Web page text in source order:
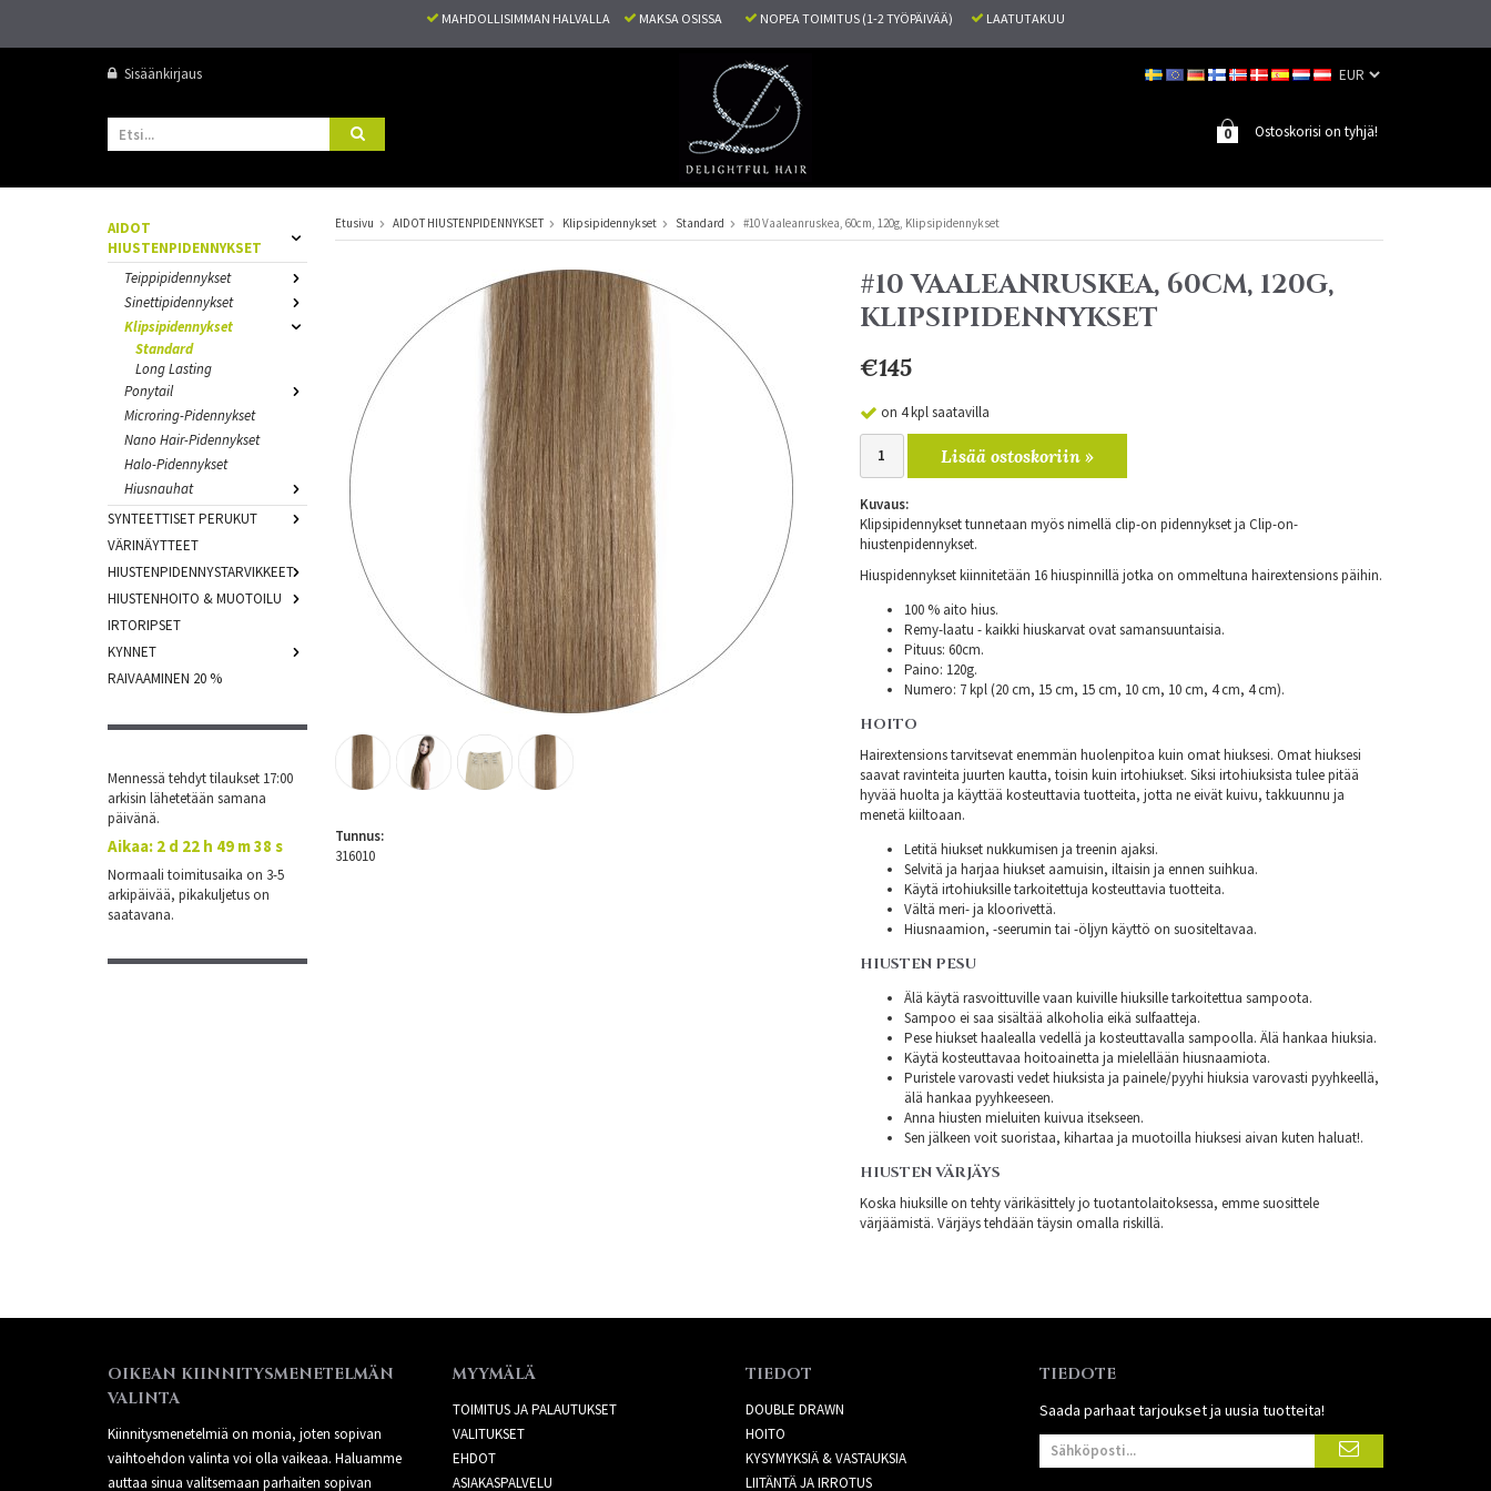
MAHDOLLISIMMAN HALVALLA MAKSA OSISSA NOPEA TOIMITUS (1-2 TYÖPÄIVÄÄ) LAATUTAKUU
Sisäänkirjaus
Ostoskorisi on tyhjä!
0
AIDOT
HIUSTENPIDENNYKSET
Teippipidennykset
Sinettipidennykset
Klipsipidennykset
Standard
Long Lasting
Ponytail
Microring-Pidennykset
Nano Hair-Pidennykset
Halo-Pidennykset
Hiusnauhat
SYNTEETTISET PERUKUT
VÄRINÄYTTEET
HIUSTENPIDENNYSTARVIKKEET
HIUSTENHOITO & MUOTOILU
IRTORIPSET
KYNNET
RAIVAAMINEN 20 %
Mennessä tehdyt tilaukset 17:00
arkisin lähetetään samana
päivänä.
Aikaa: 2 d 22 h 49 m 38 s
Normaali toimitusaika on 3-5
arkipäivää, pikakuljetus on
saatavana.
Etusivu AIDOT HIUSTENPIDENNYKSET Klipsipidennykset Standard #10 Vaaleanruskea, 60cm, 120g, Klipsipidennykset
#10 VAALEANRUSKEA, 60CM, 120G,
KLIPSIPIDENNYKSET
€145
on 4 kpl saatavilla
Lisää ostoskoriin »
Kuvaus:
Klipsipidennykset tunnetaan myös nimellä clip-on pidennykset ja Clip-on-
hiustenpidennykset.
Hiuspidennykset kiinnitetään 16 hiuspinnillä jotka on ommeltuna hairextensions päihin.
100 % aito hius.
Remy-laatu - kaikki hiuskarvat ovat samansuuntaisia.
Pituus: 60cm.
Paino: 120g.
Numero: 7 kpl (20 cm, 15 cm, 15 cm, 10 cm, 10 cm, 4 cm, 4 cm).
HOITO
Hairextensions tarvitsevat enemmän huolenpitoa kuin omat hiuksesi. Omat hiuksesi
saavat ravinteita juurten kautta, toisin kuin irtohiukset. Siksi irtohiuksista tulee pitää
hyvää huolta ja käyttää kosteuttavia tuotteita, jotta ne eivät kuivu, takkuunnu ja
menetä kiiltoaan.
Letitä hiukset nukkumisen ja treenin ajaksi.
Selvitä ja harjaa hiukset aamuisin, iltaisin ja ennen suihkua.
Käytä irtohiuksille tarkoitettuja kosteuttavia tuotteita.
Vältä meri- ja kloorivettä.
Hiusnaamion, -seerumin tai -öljyn käyttö on suositeltavaa.
HIUSTEN PESU
Älä käytä rasvoittuville vaan kuiville hiuksille tarkoitettua sampoota.
Sampoo ei saa sisältää alkoholia eikä sulfaatteja.
Pese hiukset haalealla vedellä ja kosteuttavalla sampoolla. Älä hankaa hiuksia.
Käytä kosteuttavaa hoitoainetta ja mielellään hiusnaamiota.
Puristele varovasti vedet hiuksista ja painele/pyyhi hiuksia varovasti pyyhkeellä,
älä hankaa pyyhkeeseen.
Anna hiusten mieluiten kuivua itsekseen.
Sen jälkeen voit suoristaa, kihartaa ja muotoilla hiuksesi aivan kuten haluat!.
HIUSTEN VÄRJÄYS
Koska hiuksille on tehty värikäsittely jo tuotantolaitoksessa, emme suosittele
värjäämistä. Värjäys tehdään täysin omalla riskillä.
Tunnus:
316010
OIKEAN KIINNITYSMENETELMÄN
VALINTA
Kiinnitysmenetelmiä on monia, joten sopivan
vaihtoehdon valinta voi olla vaikeaa. Haluamme
auttaa sinua valitsemaan parhaiten sopivan
MYYMÄLÄ
TOIMITUS JA PALAUTUKSET
VALITUKSET
EHDOT
ASIAKASPALVELU
TIEDOT
DOUBLE DRAWN
HOITO
KYSYMYKSIÄ & VASTAUKSIA
LIITÄNTÄ JA IRROTUS
TIEDOTE
Saada parhaat tarjoukset ja uusia tuotteita!